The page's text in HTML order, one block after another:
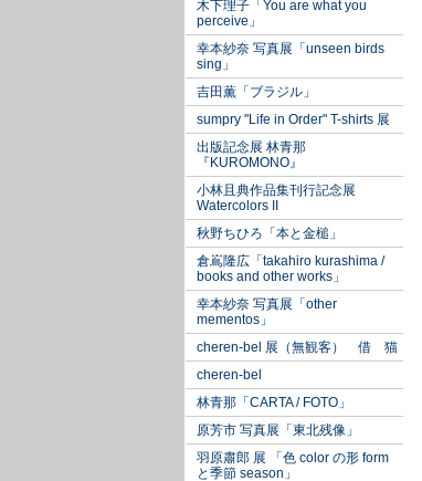
木下理子「You are what you
perceive」
幸本紗奈 写真展「unseen birds
sing」
吉田薫「ブラジル」
sumpry "Life in Order" T-shirts 展
出版記念展 林青那
『KUROMONO』
小林且典作品集刊行記念展
Watercolors II
秋野ちひろ「本と金槌」
倉嶌隆広「takahiro kurashima /
books and other works」
幸本紗奈 写真展「other
mementos」
cheren-bel 展（無観客） 借 猫
cheren-bel
林青那「CARTA / FOTO」
原芳市 写真展「東北残像」
羽原肅郎 展 「色 color の形 form
と季節 season」